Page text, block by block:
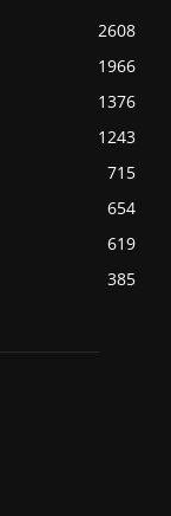
2608
1966
1376
1243
715
654
619
385